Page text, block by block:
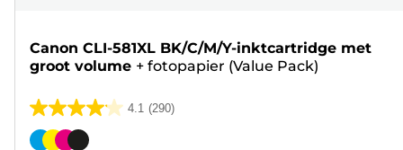
Canon CLI-581XL BK/C/M/Y-inktcartridge met
groot volume + fotopapier (Value Pack)
4.1 (290)
4.1
van
Kleurencartridge